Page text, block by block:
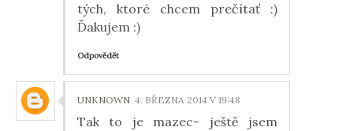
tých, ktoré chcem prečítať :)
Ďakujem :)
Odpovědět
UNKNOWN 4. BŘEZNA 2014 V 19:48
Tak to je mazec- ještě jsem